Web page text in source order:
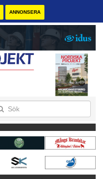
ANNONSERA